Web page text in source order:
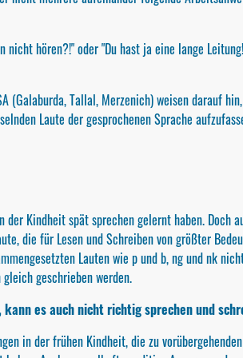
nicht hören?!" oder "Du hast ja eine lange
(Galaburda, Tallal, Merzenich) weisen darauf
Laute der gesprochenen Sprache
Kindheit spät sprechen gelernt haben.
die für Lesen und Schreiben von größter
Lauten wie p und b, ng und nk
geschrieben werden.
es auch nicht richtig sprechen und
in der frühen Kindheit, die zu